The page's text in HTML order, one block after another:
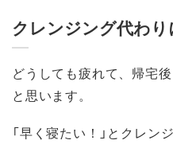
クレンジング代わり
どうしても疲れて、帰宅
と思います。
「早く寝たい！」とクレ